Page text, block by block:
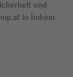
und
in hohem